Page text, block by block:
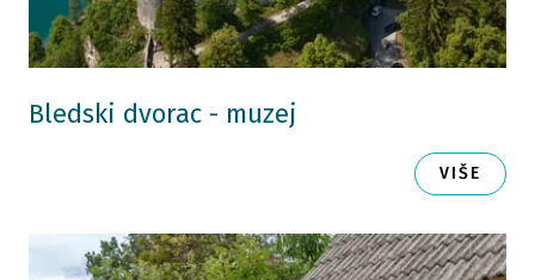
Bledski dvorac - muzej
VIŠE